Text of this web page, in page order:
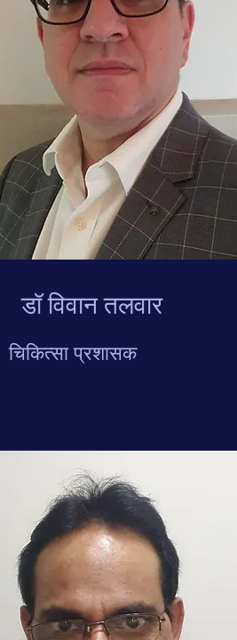
डॉ विवान तलवार
चिकित्सा प्रशासक